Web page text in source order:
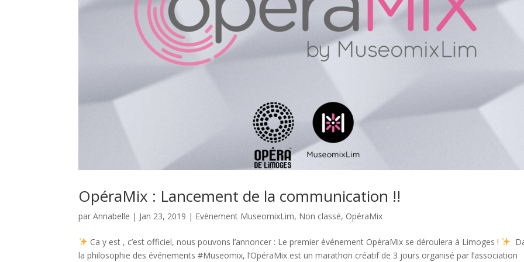
OpéraMix : Lancement de la communication !!
parAnnabelle | Jan 23, 2019 | Evènement MuseomixLim, Non classé, OpéraMix
Ca y est , c’est officiel, nous pouvons l’annoncer : Le premier événement OpéraMix se déroulera à Limoges !
la philosophie des événements #Museomix, l’OpéraMix est un marathon créatif de 3 jours organisé par l’association